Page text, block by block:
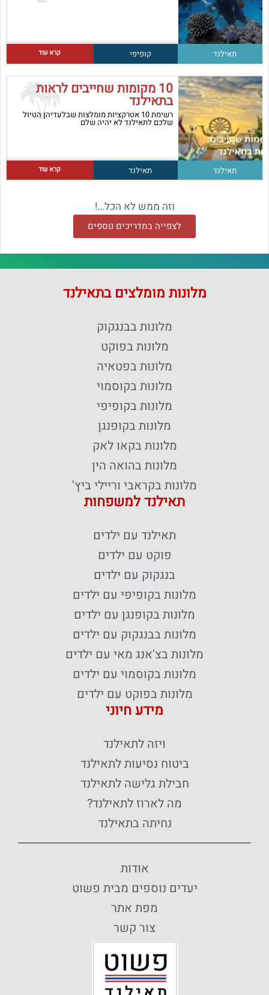
תאילנד קופיפי קרא עוד
10 מקומות שחייבים לראות
בתאילנד
רשימת 10 אטרקציות מומלצות שבלעדיהן הטיול
שלכם לתאילנד לא יהיה שלם
תאילנד תאילנד קרא עוד
וזה ממש לא הכל...!
לצפייה במדריכים נוספים
מלונות מומלצים בתאילנד
מלונות בבנגקוק
מלונות בפוקט
מלונות בפטאיה
מלונות בקוסמוי
מלונות בקופיפי
מלונות בקופנגן
מלונות בקאו לאק
מלונות בהואה הין
מלונות בקראבי וריילי ביץ'
תאילנד למשפחות
תאילנד עם ילדים
פוקט עם ילדים
בנגקוק עם ילדים
מלונות בקופיפי עם ילדים
מלונות בקופנגן עם ילדים
מלונות בבנגקוק עם ילדים
מלונות בצ'אנג מאי עם ילדים
מלונות בקוסמוי עם ילדים
מלונות בפוקט עם ילדים
מידע חיוני
ויזה לתאילנד
ביטוח נסיעות לתאילנד
חבילת גלישה לתאילנד
מה לארוז לתאילנד?
נחיתה בתאילנד
אודות
יעדים נוספים מבית פשוט
מפת אתר
צור קשר